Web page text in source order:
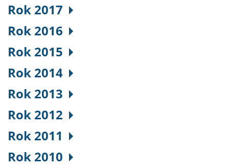
Rok 2017
Rok 2016
Rok 2015
Rok 2014
Rok 2013
Rok 2012
Rok 2011
Rok 2010